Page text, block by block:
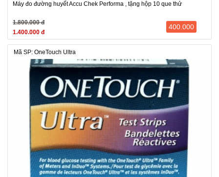
Máy đo đường huyết Accu Chek Performa , tặng hộp 10 que thử
1.800.000 đ
1.400.000 đ
400.000
Mã SP: OneTouch Ultra